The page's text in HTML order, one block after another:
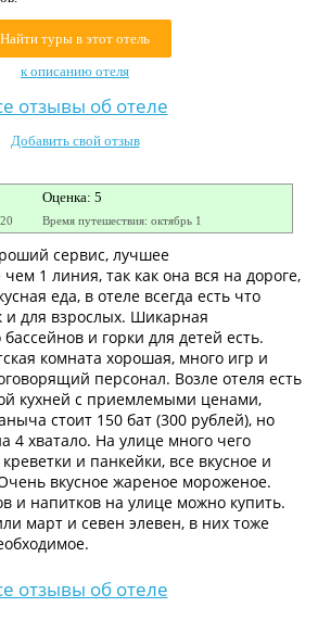
Найти туры в этот отель
к описанию отеля
отзывы об отеле
Добавить свой отзыв
Оценка: 5
Время путешествия: октябрь 1
сервис, лучшее
1 линия, так как она вся на дороге,
еда, в отеле всегда есть что
и для взрослых. Шикарная
и горки для детей есть.
комната хорошая, много игр и
персонал. Возле отеля есть
кухней с приемлемыми ценами,
стоит 150 бат (300 рублей), но
4 хватало. На улице много чего
и панкейки, все вкусное и
вкусное жареное мороженое.
и напитков на улице можно купить.
март и севен элевен, в них тоже
отзывы об отеле